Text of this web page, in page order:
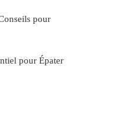
pour
pour Épater